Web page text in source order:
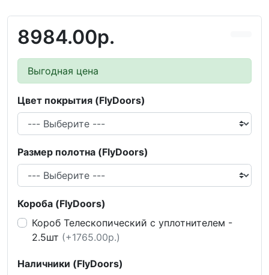
8984.00р.
Выгодная цена
Цвет покрытия (FlyDoors)
Размер полотна (FlyDoors)
Короба (FlyDoors)
Короб Телескопический с уплотнителем -
2.5шт (+1765.00р.)
Наличники (FlyDoors)